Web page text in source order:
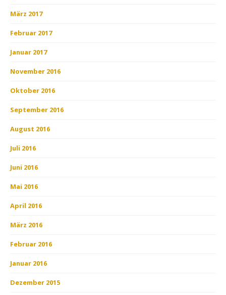
März 2017
Februar 2017
Januar 2017
November 2016
Oktober 2016
September 2016
August 2016
Juli 2016
Juni 2016
Mai 2016
April 2016
März 2016
Februar 2016
Januar 2016
Dezember 2015